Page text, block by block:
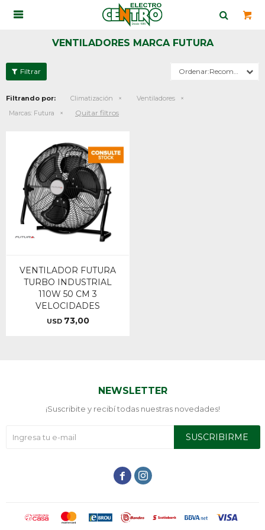

VENTILADORES MARCA FUTURA
Recomendados
Filtrando por: Climatización
Ventiladores
Marcas: Futura Quitar filtros
VENTILADOR FUTURA
TURBO INDUSTRIAL
110W 50 CM 3
VELOCIDADES
USD 73,00
NEWSLETTER
¡Suscribite y recibí todas nuestras novedades!
SUSCRIBIRME
 